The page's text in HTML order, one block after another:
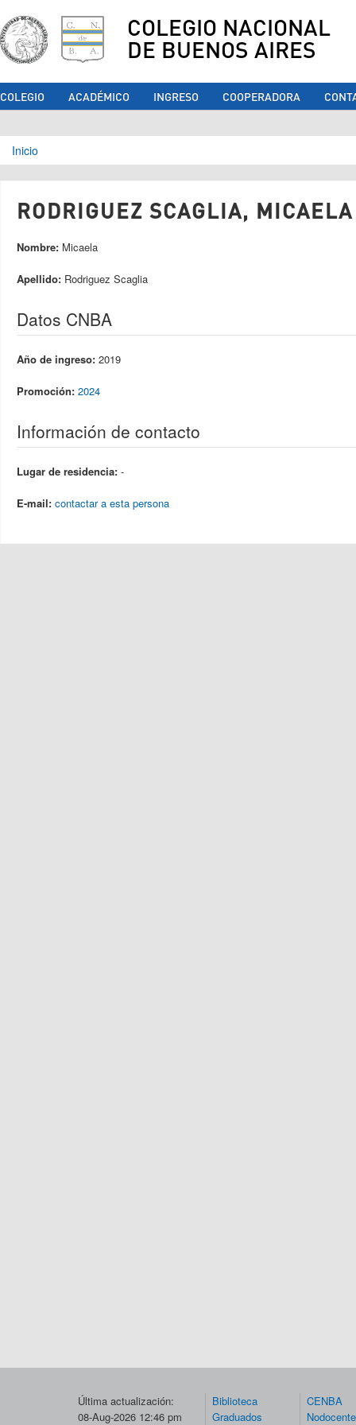
COLEGIO NACIONAL
DE BUENOS AIRES
COLEGIO ACADÉMICO INGRESO COOPERADORA
Se encuentra usted aquí
Inicio
RODRIGUEZ SCAGLIA,
Nombre: Micaela
Apellido: Rodriguez Scaglia
Datos CNBA
Año de ingreso: 2019
Promoción: 2024
Información de contacto
Lugar de residencia: -
E-mail: contactar a esta persona
Última actualización:
08-Aug-2026 12:46 pm
Biblioteca
Graduados
CENBA